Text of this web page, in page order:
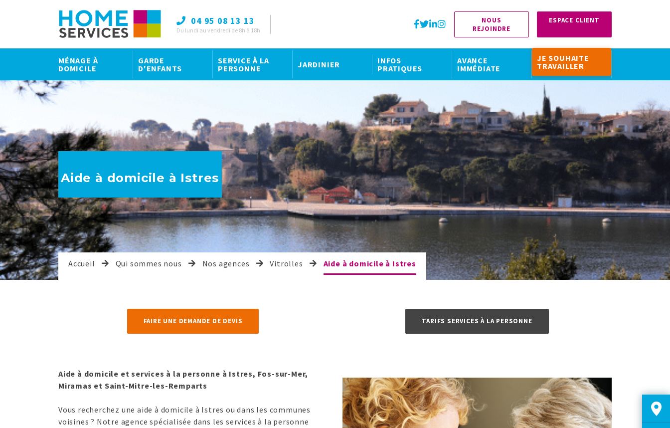
04 95 08 13 13
Du lundi au vendredi de 8h à 18h
NOUS
REJOINDRE
ESPACE CLIENT
MÉNAGE À
DOMICILE
GARDE
D'ENFANTS
SERVICE À LA
PERSONNE
JARDINIER
INFOS
PRATIQUES
AVANCE
IMMÉDIATE
JE SOUHAITE
TRAVAILLER
Aide à domicile à Istres
Accueil Qui sommes nous Nos agences Vitrolles Aide à domicile à Istres
FAIRE UNE DEMANDE DE DEVIS TARIFS SERVICES À LA PERSONNE
Aide à domicile et services à la personne à Istres, Fos-sur-Mer,
Miramas et Saint-Mitre-les-Remparts
Vous recherchez une aide à domicile à Istres ou dans les communes
voisines ? Notre agence spécialisée dans les services à la personne